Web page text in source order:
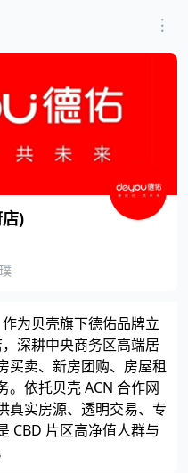
)
为贝壳旗下德佑品牌立
深耕中央商务区高端居
买卖、新房团购、房屋租
。依托贝壳 ACN 合作网
真实房源、透明交易、专
CBD 片区高净值人群与